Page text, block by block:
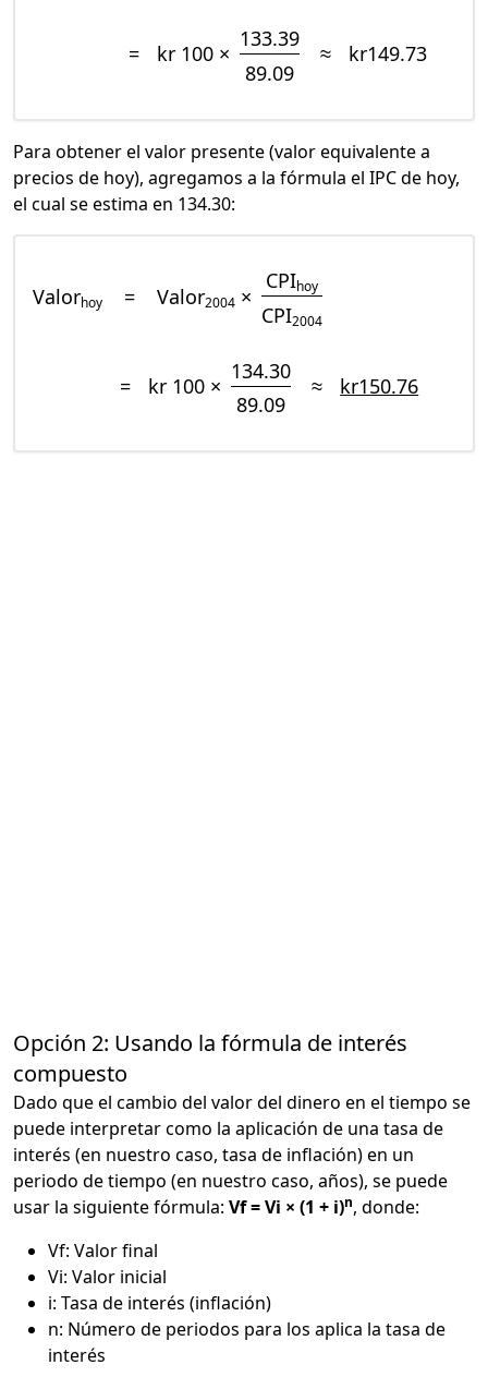
= kr 100 ×
133.39
89.09
≈ kr149.73
Para obtener el valor presente (valor equivalente a
precios de hoy), agregamos a la fórmula el IPC de hoy,
el cual se estima en 134.30:
Valorhoy = Valor2004 ×
CPIhoy
CPI2004
= kr 100 ×
134.30
89.09
≈ kr150.76
Opción 2: Usando la fórmula de interés
compuesto
Dado que el cambio del valor del dinero en el tiempo se
puede interpretar como la aplicación de una tasa de
interés (en nuestro caso, tasa de inflación) en un
periodo de tiempo (en nuestro caso, años), se puede
usar la siguiente fórmula: Vf = Vi × (1 + i)n, donde:
Vf: Valor final
Vi: Valor inicial
i: Tasa de interés (inflación)
n: Número de periodos para los aplica la tasa de
interés